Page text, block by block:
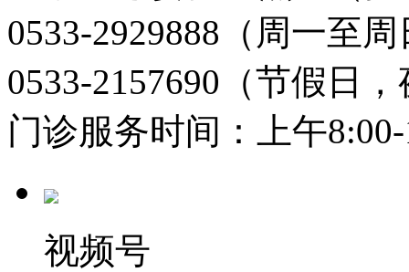
0533-2929888（周一至
0533-2157690（节假日
门诊服务时间：上午
视频号